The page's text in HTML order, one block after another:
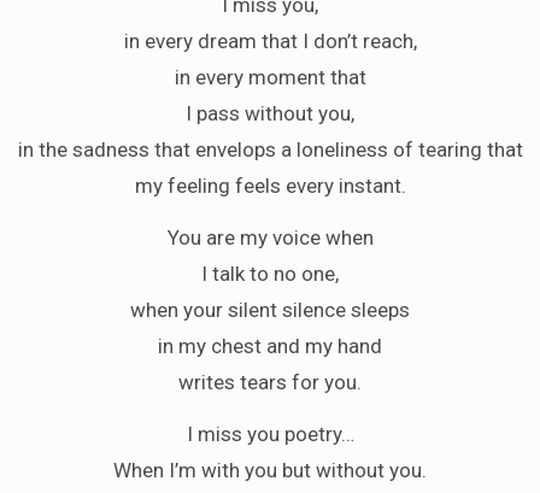
I miss you,
in every dream that I don’t reach,
in every moment that
I pass without you,
in the sadness that envelops a loneliness of tearing that
my feeling feels every instant.
You are my voice when
I talk to no one,
when your silent silence sleeps
in my chest and my hand
writes tears for you.
I miss you poetry…
When I’m with you but without you.